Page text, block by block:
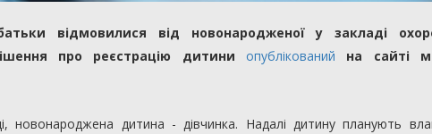
відмовилися від новонародженої у закладі
про реєстрацію дитини опублікований
на сайті
новонароджена дитина - дівчинка. Надалі дитину планують